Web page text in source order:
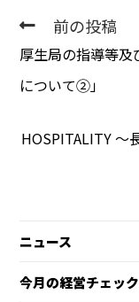
前の投稿
厚生局の指導等
について②」
HOSPITALITY 〜
ニュース
今月の経営チェッ